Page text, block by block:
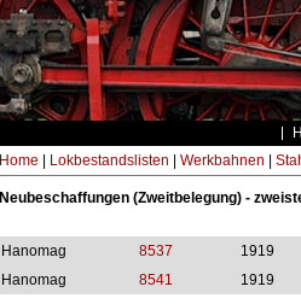
Home Lokbestandslisten Werkbahnen
Neubeschaffungen (Zweitbelegung) -
Hanomag 8537
1919
Hanomag
8541 1919